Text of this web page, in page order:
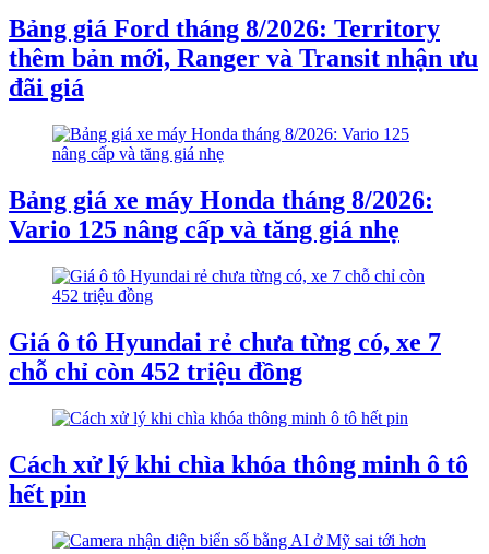
Bảng giá Ford tháng 8/2026: Territory
thêm bản mới, Ranger và Transit nhận ưu
đãi giá
Bảng giá xe máy Honda tháng 8/2026:
Vario 125 nâng cấp và tăng giá nhẹ
Giá ô tô Hyundai rẻ chưa từng có, xe 7
chỗ chỉ còn 452 triệu đồng
Cách xử lý khi chìa khóa thông minh ô tô
hết pin